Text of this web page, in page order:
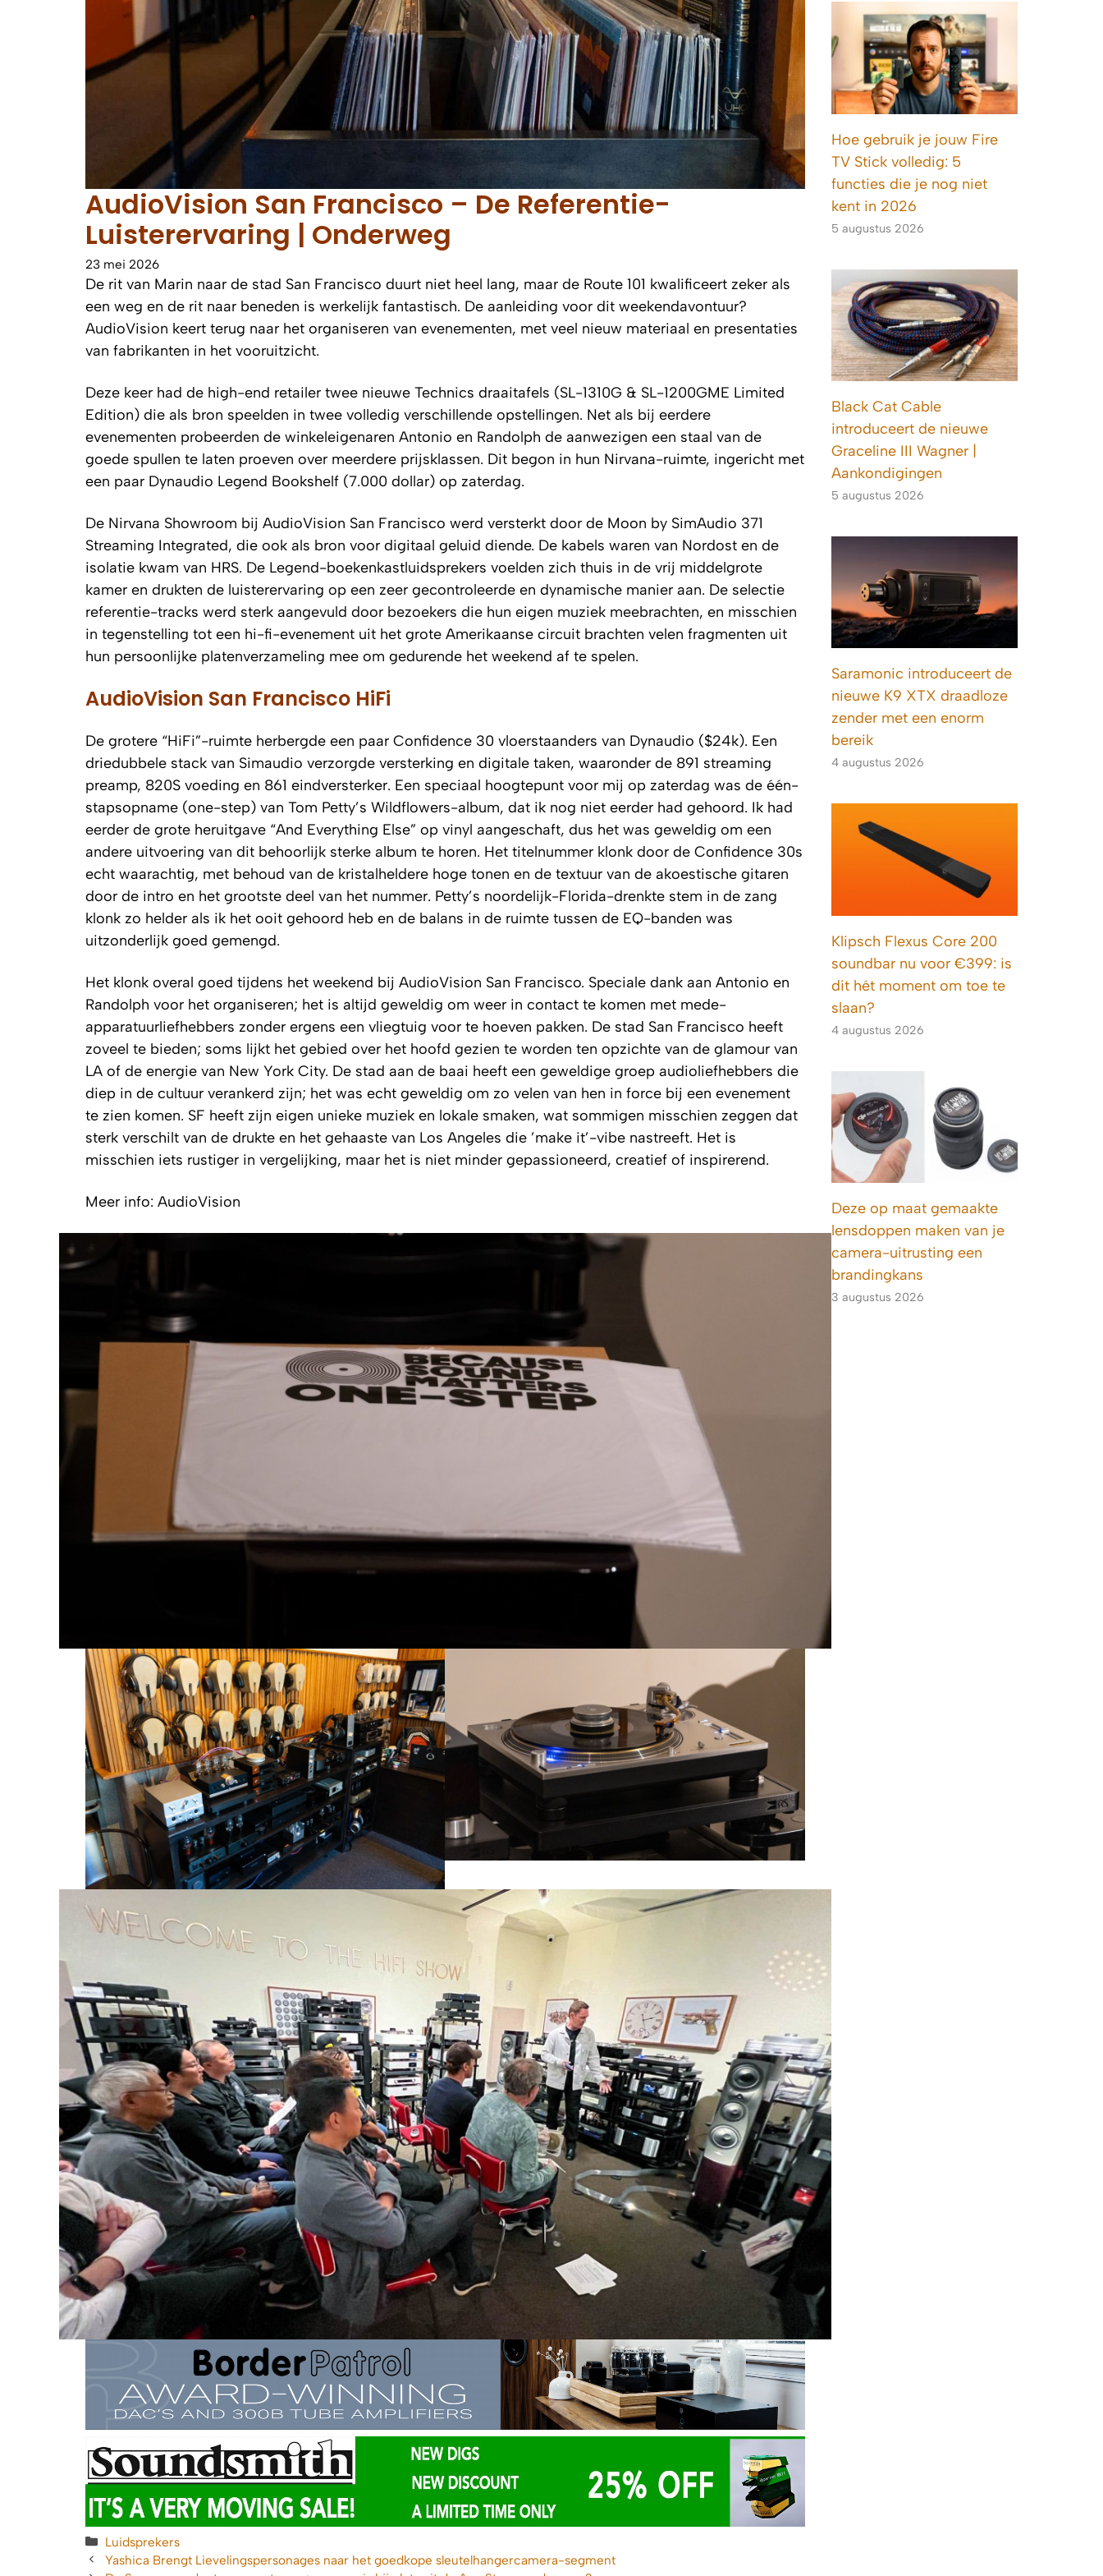
AudioVision San Francisco – De Referentie-
Luisterervaring | Onderweg
23 mei 2026
De rit van Marin naar de stad San Francisco duurt niet heel lang, maar de Route 101 kwalificeert zeker als
een weg en de rit naar beneden is werkelijk fantastisch. De aanleiding voor dit weekendavontuur?
AudioVision keert terug naar het organiseren van evenementen, met veel nieuw materiaal en presentaties
van fabrikanten in het vooruitzicht.
Deze keer had de high-end retailer twee nieuwe Technics draaitafels (SL-1310G & SL-1200GME Limited
Edition) die als bron speelden in twee volledig verschillende opstellingen. Net als bij eerdere
evenementen probeerden de winkeleigenaren Antonio en Randolph de aanwezigen een staal van de
goede spullen te laten proeven over meerdere prijsklassen. Dit begon in hun Nirvana-ruimte, ingericht met
een paar Dynaudio Legend Bookshelf (7.000 dollar) op zaterdag.
De Nirvana Showroom bij AudioVision San Francisco werd versterkt door de Moon by SimAudio 371
Streaming Integrated, die ook als bron voor digitaal geluid diende. De kabels waren van Nordost en de
isolatie kwam van HRS. De Legend-boekenkastluidsprekers voelden zich thuis in de vrij middelgrote
kamer en drukten de luisterervaring op een zeer gecontroleerde en dynamische manier aan. De selectie
referentie-tracks werd sterk aangevuld door bezoekers die hun eigen muziek meebrachten, en misschien
in tegenstelling tot een hi-fi-evenement uit het grote Amerikaanse circuit brachten velen fragmenten uit
hun persoonlijke platenverzameling mee om gedurende het weekend af te spelen.
AudioVision San Francisco HiFi
De grotere “HiFi”-ruimte herbergde een paar Confidence 30 vloerstaanders van Dynaudio ($24k). Een
driedubbele stack van Simaudio verzorgde versterking en digitale taken, waaronder de 891 streaming
preamp, 820S voeding en 861 eindversterker. Een speciaal hoogtepunt voor mij op zaterdag was de één-
stapsopname (one-step) van Tom Petty’s Wildflowers-album, dat ik nog niet eerder had gehoord. Ik had
eerder de grote heruitgave “And Everything Else” op vinyl aangeschaft, dus het was geweldig om een
andere uitvoering van dit behoorlijk sterke album te horen. Het titelnummer klonk door de Confidence 30s
echt waarachtig, met behoud van de kristalheldere hoge tonen en de textuur van de akoestische gitaren
door de intro en het grootste deel van het nummer. Petty’s noordelijk-Florida-drenkte stem in de zang
klonk zo helder als ik het ooit gehoord heb en de balans in de ruimte tussen de EQ-banden was
uitzonderlijk goed gemengd.
Het klonk overal goed tijdens het weekend bij AudioVision San Francisco. Speciale dank aan Antonio en
Randolph voor het organiseren; het is altijd geweldig om weer in contact te komen met mede-
apparatuurliefhebbers zonder ergens een vliegtuig voor te hoeven pakken. De stad San Francisco heeft
zoveel te bieden; soms lijkt het gebied over het hoofd gezien te worden ten opzichte van de glamour van
LA of de energie van New York City. De stad aan de baai heeft een geweldige groep audioliefhebbers die
diep in de cultuur verankerd zijn; het was echt geweldig om zo velen van hen in force bij een evenement
te zien komen. SF heeft zijn eigen unieke muziek en lokale smaken, wat sommigen misschien zeggen dat
sterk verschilt van de drukte en het gehaaste van Los Angeles die ’make it’-vibe nastreeft. Het is
misschien iets rustiger in vergelijking, maar het is niet minder gepassioneerd, creatief of inspirerend.
Meer info: AudioVision
Categorieën
Luidsprekers
Yashica Brengt Lievelingspersonages naar het goedkope sleutelhangercamera-segment
Hoe gebruik je jouw Fire
TV Stick volledig: 5
functies die je nog niet
kent in 2026
5 augustus 2026
Black Cat Cable
introduceert de nieuwe
Graceline III Wagner |
Aankondigingen
5 augustus 2026
Saramonic introduceert de
nieuwe K9 XTX draadloze
zender met een enorm
bereik
4 augustus 2026
Klipsch Flexus Core 200
soundbar nu voor €399: is
dit hét moment om toe te
slaan?
4 augustus 2026
Deze op maat gemaakte
lensdoppen maken van je
camera-uitrusting een
brandingkans
3 augustus 2026